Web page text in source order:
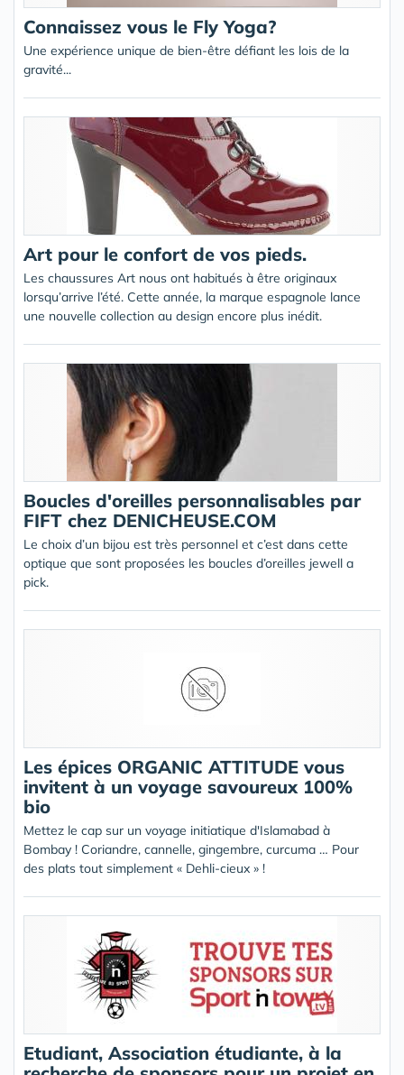
Connaissez vous le Fly Yoga?
Une expérience unique de bien-être défiant les lois de la
gravité...
Art pour le confort de vos pieds.
Les chaussures Art nous ont habitués à être originaux
lorsqu’arrive l’été. Cette année, la marque espagnole lance
une nouvelle collection au design encore plus inédit.
Boucles d'oreilles personnalisables par
FIFT chez DENICHEUSE.COM
Le choix d’un bijou est très personnel et c’est dans cette
optique que sont proposées les boucles d’oreilles jewell a
pick.
Les épices ORGANIC ATTITUDE vous
invitent à un voyage savoureux 100%
bio
Mettez le cap sur un voyage initiatique d'Islamabad à
Bombay ! Coriandre, cannelle, gingembre, curcuma … Pour
des plats tout simplement « Dehli-cieux » !
Etudiant, Association étudiante, à la